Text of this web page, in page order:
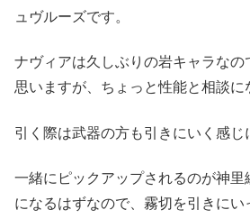
ュヴルーズです。
ナヴィアは久しぶりの岩キャラなの
思いますが、ちょっと性能と相談に
引く際は武器の方も引きにいく感じ
一緒にピックアップされるのが神里
になるはずなので、霧切を引きに